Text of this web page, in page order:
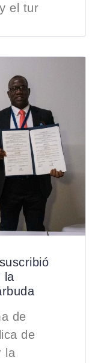
el tur
la
de
de
la